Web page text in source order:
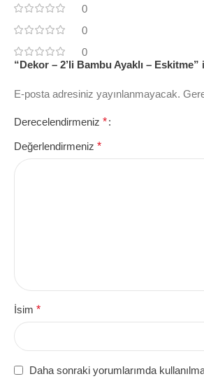
0
0
0
“Dekor – 2’li Bambu Ayaklı –
E-posta adresiniz yayınlanmayacak.
Derecelendirmeniz *
Değerlendirmeniz *
İsim *
Daha sonraki yorumlarımda